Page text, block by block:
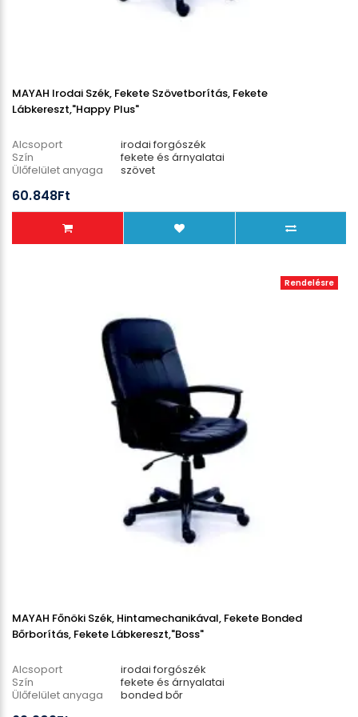
MAYAH Irodai Szék, Fekete Szövetborítás, Fekete
Lábkereszt,"Happy Plus"
Alcsoport
irodai forgószék
Szín
fekete és árnyalatai
Ülőfelület anyaga
szövet
Teherbírás
60.848Ft
Rendelésre
MAYAH Főnöki Szék, Hintamechanikával, Fekete Bonded
Bőrborítás, Fekete Lábkereszt,"Boss"
Alcsoport
irodai forgószék
Szín
fekete és árnyalatai
Ülőfelület anyaga
bonded bőr